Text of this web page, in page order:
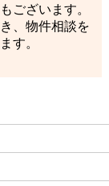
ございます。
、物件相談を
す。